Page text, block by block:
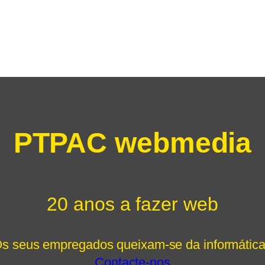
PTPAC webmedia
20 anos a fazer web
seus empregados queixam-se da